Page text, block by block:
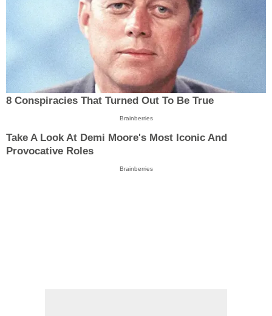
8 Conspiracies That Turned Out To Be True
Brainberries
Take A Look At Demi Moore's Most Iconic And
Provocative Roles
Brainberries